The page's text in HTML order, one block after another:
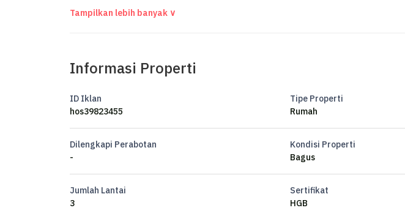
Office: Rukan Soho La Riviera Kota Belanda Block RLBB/No.06 Pantai Indah Kapuk 2
- ⁠Marketing Of The Year Warehouse Green Sedayu Bizpark Cakung
********
Informasi Properti
ID Iklan
hos39823455
Tipe Properti
Rumah
Dilengkapi Perabotan
-
Kondisi Properti
Bagus
Jumlah Lantai
3
Sertifikat
HGB